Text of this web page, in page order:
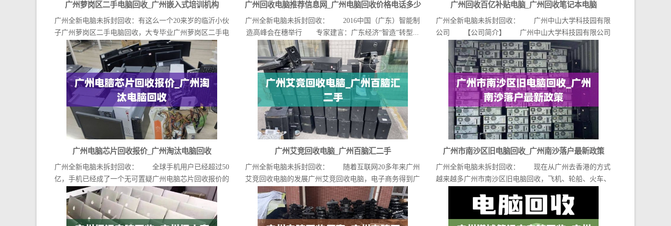
广州萝岗区二手电脑回收_广州嵌入式培训机构
广州全新电脑未拆封回收：有这么一个20来岁的临沂小伙
子广州萝岗区二手电脑回收，大专毕业广州萝岗区二手电
脑...
广州回收电脑推荐信息网_广州电脑回收价格电话多少
广州全新电脑未拆封回收： 2016中国（广东）智能制
造高峰会在穗举行 专家建言：广东经济“智造”转型...
广州回收百亿补贴电脑_广州回收笔记本电脑
广州全新电脑未拆封回收： 广州中山大学科技园有限
公司 【公司简介】 广州中山大学科技园有限公司
（官...
广州电脑芯片回收报价_广州淘汰电脑回收
广州全新电脑未拆封回收： 全球手机用户已经超过50
亿，手机已经成了一个无可置疑广州电脑芯片回收报价的
大...
广州艾竞回收电脑_广州百脑汇二手
广州全新电脑未拆封回收： 随着互联网20多年来广州
艾竞回收电脑的发展广州艾竞回收电脑，电子商务得到广
州...
广州市南沙区旧电脑回收_广州南沙落户最新政策
广州全新电脑未拆封回收： 现在从广州去香港的方式
越来越多广州市南沙区旧电脑回收，飞机、轮船、火车、